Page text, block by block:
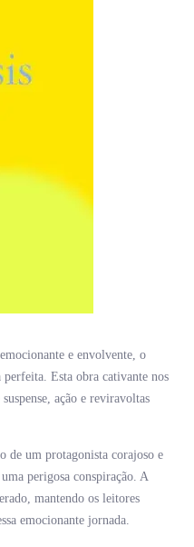
e envolvente, o
Esta obra cativante nos
ação e reviravoltas
de um protagonista corajoso e
perigosa conspiração. A
mantendo os leitores
emocionante jornada.